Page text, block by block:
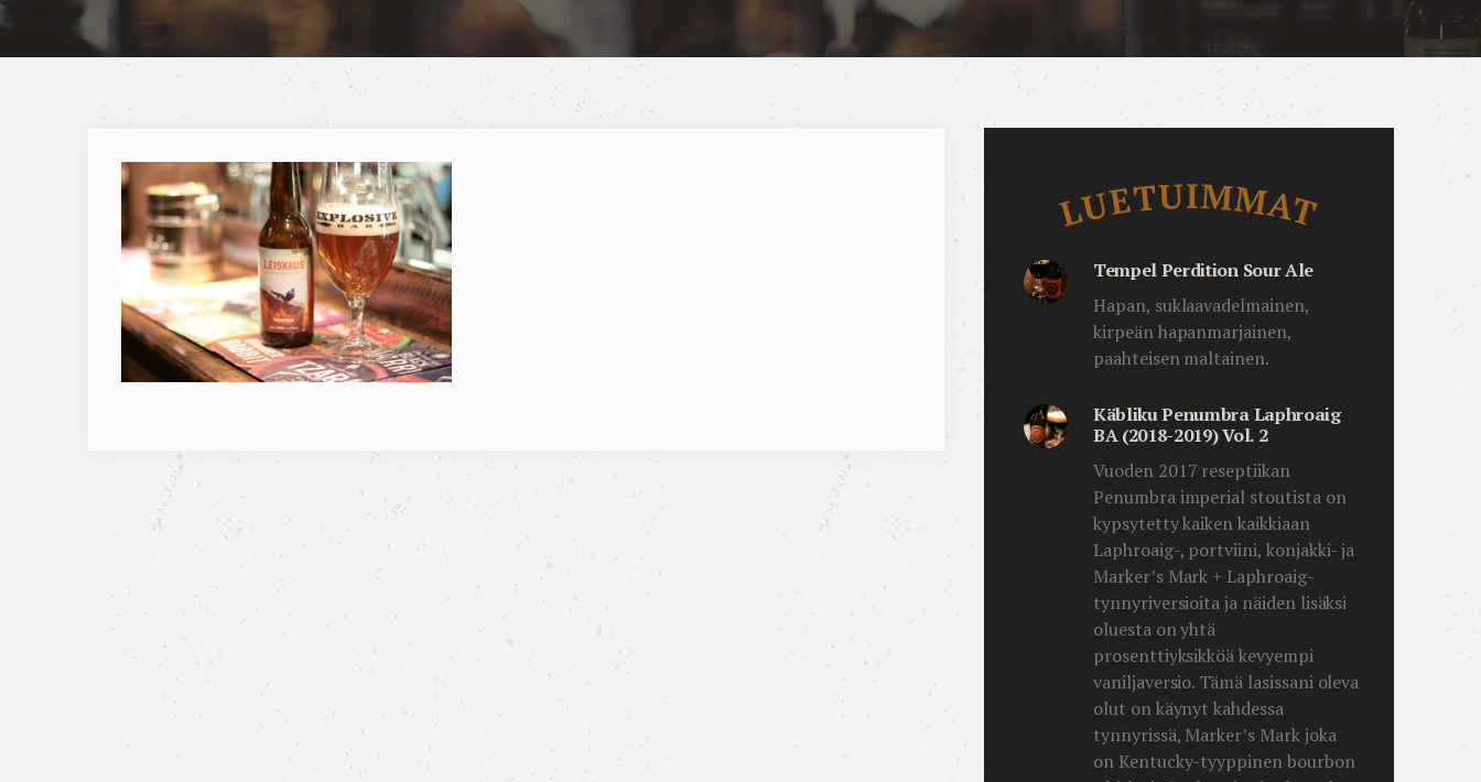
LUETUIMMAT
Tempel Perdition Sour Ale
Hapan, suklaavadelmainen,
kirpeän hapanmarjainen,
paahteisen maltainen.
Käbliku Penumbra Laphroaig
BA (2018-2019) Vol. 2
Vuoden 2017 reseptiikan
Penumbra imperial stoutista on
kypsytetty kaiken kaikkiaan
Laphroaig-, portviini, konjakki- ja
Marker’s Mark + Laphroaig-
tynnyriversioita ja näiden lisäksi
oluesta on yhtä
prosenttiyksikköä kevyempi
vaniljaversio. Tämä lasissani oleva
olut on käynyt kahdessa
tynnyrissä, Marker’s Mark joka
on Kentucky-tyyppinen bourbon